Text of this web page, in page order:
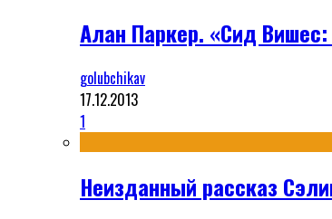
Алан Паркер. «Сид
golubchikav
17.12.2013
1
Неизданный рассказ